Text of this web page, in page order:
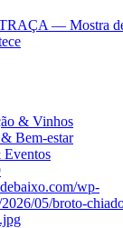
TRAÇA — Mostra
& Vinhos
Bem-estar
Eventos
wp-
05/broto-